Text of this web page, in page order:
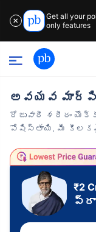
✕
Get all your
only features
అవయవ
రోజువారీ శరీరం
పోషిస్తాయి. మీ
₹2